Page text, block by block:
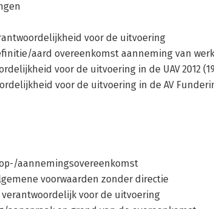
voor de uitvoering
aard overeenkomst aanneming van
voor de uitvoering in de UAV 2012
voor de uitvoering in de AV
aannemingsovereenkomst
voorwaarden zonder directie
verantwoordelijk voor de uitvoering